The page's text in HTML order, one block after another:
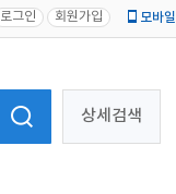
로그인 회원가입 모바일
상세검색